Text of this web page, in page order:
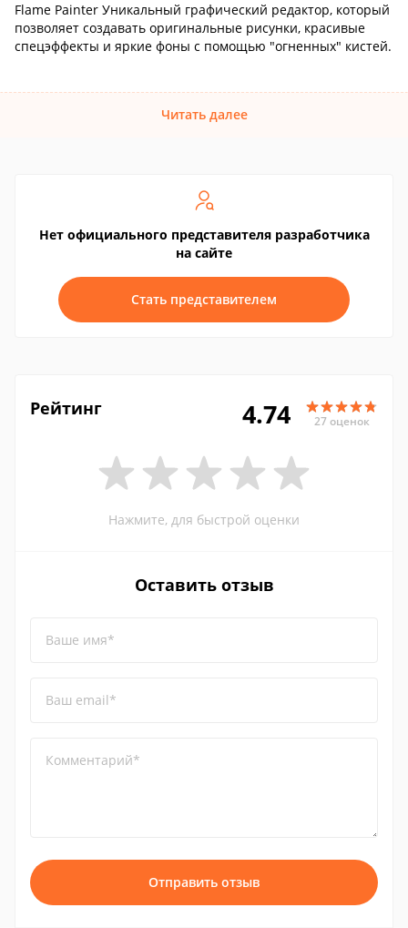
Flame Painter Уникальный графический редактор, который
позволяет создавать оригинальные рисунки, красивые
спецэффекты и яркие фоны с помощью "огненных" кистей.
Читать далее
Нет официального представителя разработчика
на сайте
Стать представителем
Рейтинг 4.74 27 оценок
Нажмите, для быстрой оценки
Оставить отзыв
Ваше имя*
Ваш email*
Комментарий*
Отправить отзыв